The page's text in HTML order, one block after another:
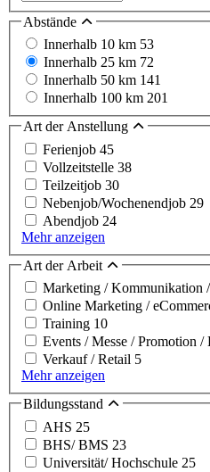
Abstände
Innerhalb 10 km 53
Innerhalb 25 km 72
Innerhalb 50 km 141
Innerhalb 100 km 201
Art der Anstellung
Ferienjob 45
Vollzeitstelle 38
Teilzeitjob 30
Nebenjob/Wochenendjob 29
Abendjob 24
Mehr anzeigen
Art der Arbeit
Marketing / Kommunikation
Online Marketing /
Training 10
Events / Messe / Promotion /
Verkauf / Retail 5
Mehr anzeigen
Bildungsstand
AHS 25
BHS/ BMS 23
Universität/ Hochschule 25